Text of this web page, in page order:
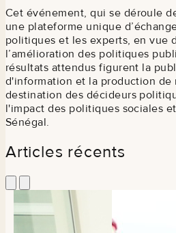
Cet événement, qui se déroule
une plateforme unique
politiques et les experts, en vue
l’amélioration des politiques
résultats attendus figurent la
d'information et la production de
destination des décideurs
l'impact des politiques sociales
Sénégal.
Articles récents